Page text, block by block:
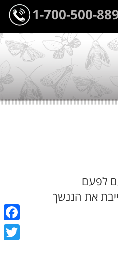
1-700-500-
לפעם
את הננשך